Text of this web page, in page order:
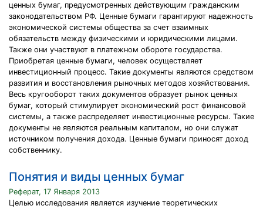
ценных бумаг, предусмотренных действующим гражданским
законодательством РФ. Ценные бумаги гарантируют надежность
экономической системы общества за счет взаимных
обязательств между физическими и юридическими лицами.
Также они участвуют в платежном обороте государства.
Приобретая ценные бумаги, человек осуществляет
инвестиционный процесс. Такие документы являются средством
развития и восстановления рыночных методов хозяйствования.
Весь кругооборот таких документов образует рынок ценных
бумаг, который стимулирует экономический рост финансовой
системы, а также распределяет инвестиционные ресурсы. Такие
документы не являются реальным капиталом, но они служат
источником получения дохода. Ценные бумаги приносят доход
собственнику.
Понятия и виды ценных бумаг
Реферат, 17 Января 2013
Целью исследования является изучение теоретических